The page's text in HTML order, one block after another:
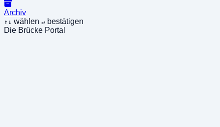
Archiv
↑↓ wählen ↵ bestätigen
Die Brücke Portal